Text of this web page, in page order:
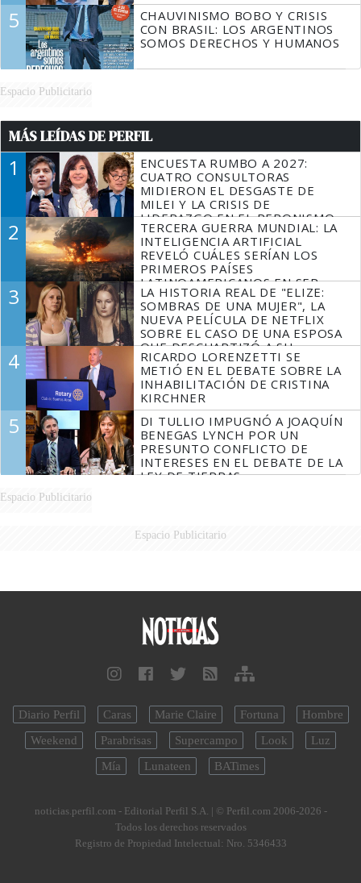
5
CHAUVINISMO BOBO Y CRISIS
CON BRASIL: LOS ARGENTINOS
SOMOS DERECHOS Y HUMANOS
Espacio Publicitario
MÁS LEÍDAS DE PERFIL
1
ENCUESTA RUMBO A 2027:
CUATRO CONSULTORAS
MIDIERON EL DESGASTE DE
MILEI Y LA CRISIS DE
LIDERAZGO EN EL PERONISMO
2
TERCERA GUERRA MUNDIAL: LA
INTELIGENCIA ARTIFICIAL
REVELÓ CUÁLES SERÍAN LOS
PRIMEROS PAÍSES
LATINOAMERICANOS EN SER
DERROTADOS
3
LA HISTORIA REAL DE "ELIZE:
SOMBRAS DE UNA MUJER", LA
NUEVA PELÍCULA DE NETFLIX
SOBRE EL CASO DE UNA ESPOSA
QUE DESCUARTIZÓ A SU
MARIDO
4
RICARDO LORENZETTI SE
METIÓ EN EL DEBATE SOBRE LA
INHABILITACIÓN DE CRISTINA
KIRCHNER
5
DI TULLIO IMPUGNÓ A JOAQUÍN
BENEGAS LYNCH POR UN
PRESUNTO CONFLICTO DE
INTERESES EN EL DEBATE DE LA
LEY DE TIERRAS
Espacio Publicitario
Espacio Publicitario
Diario Perfil Caras Marie Claire Fortuna
Hombre
Weekend
Parabrisas Supercampo Look
Luz
Mía
Lunateen BATimes
noticias.perfil.com - Editorial Perfil S.A. | © Perfil.com 2006-2026 -
Todos los derechos reservados
Registro de Propiedad Intelectual: Nro. 5346433